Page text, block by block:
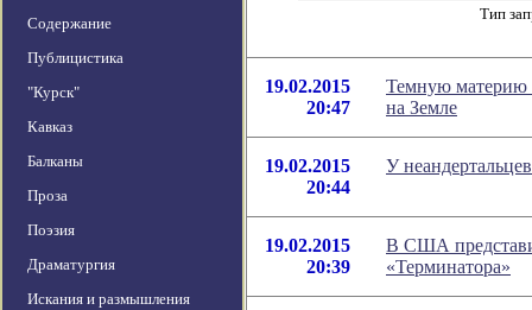
Содержание
Публицистика
"Курск"
Кавказ
Балканы
Проза
Поэзия
Драматургия
Искания и размышления
Тип
19.02.2015
20:47
Темную материю
на Земле
19.02.2015
20:44
У
19.02.2015
20:39
В США
«Терминатора»